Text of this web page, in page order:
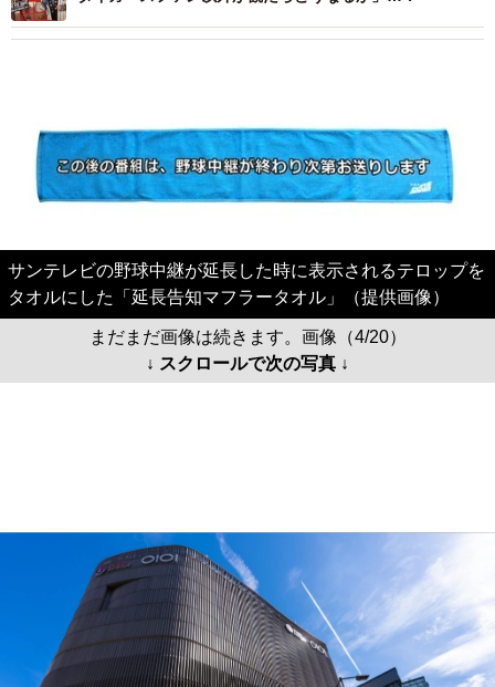
サンテレビの野球中継が延長した時に表示されるテロップを
タオルにした「延長告知マフラータオル」（提供画像）
まだまだ画像は続きます。画像（4/20）
↓ スクロールで次の写真 ↓